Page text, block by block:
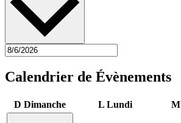
Calendrier de Évènements
D Dimanche L Lundi M